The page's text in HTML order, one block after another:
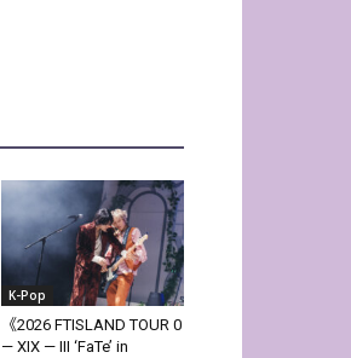
K-Pop
《2026 FTISLAND TOUR 0
— XIX — III ‘FaTe’ in